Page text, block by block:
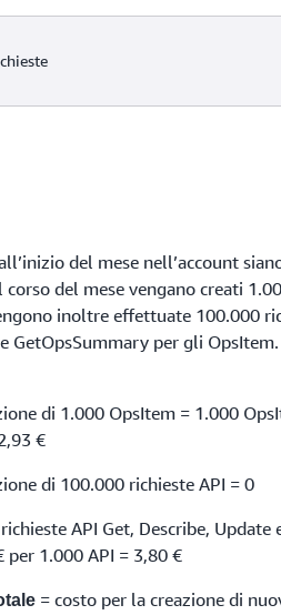
del mese nell’account
corso del mese vengano creati
inoltre effettuate 100.000
GetOpsSummary per gli
di 1.000 OpsItem = 1.000
€
di 100.000 richieste API = 0
API Get, Describe, Update
per 1.000 API = 3,80 €
= costo per la creazione di